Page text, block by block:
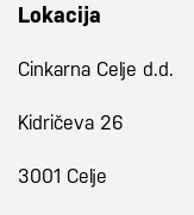
Lokacija
Cinkarna Celje d.d.
Kidričeva 26
3001 Celje